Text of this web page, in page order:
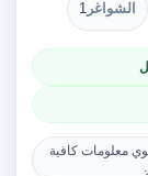
الشواغر 1
معلومات كافية